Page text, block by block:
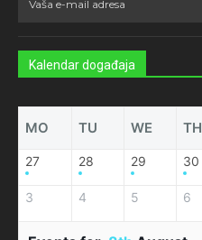
Kalendar događaja
MO TU WE TH
27 28 29 30
3 4 5 6